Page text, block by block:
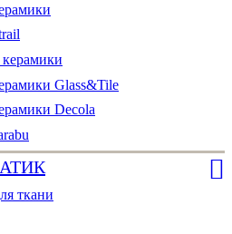
Glass&Tile
Decola
ткани